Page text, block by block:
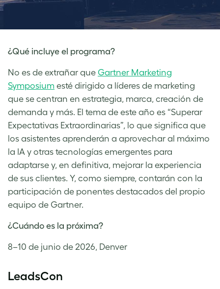
¿Qué incluye el programa?
No es de extrañar que Gartner Marketing
Symposium esté dirigido a líderes de marketing
que se centran en estrategia, marca, creación de
demanda y más. El tema de este año es “Superar
Expectativas Extraordinarias”, lo que significa que
los asistentes aprenderán a aprovechar al máximo
la IA y otras tecnologías emergentes para
adaptarse y, en definitiva, mejorar la experiencia
de sus clientes. Y, como siempre, contarán con la
participación de ponentes destacados del propio
equipo de Gartner.
¿Cuándo es la próxima?
8–10 de junio de 2026, Denver
LeadsCon